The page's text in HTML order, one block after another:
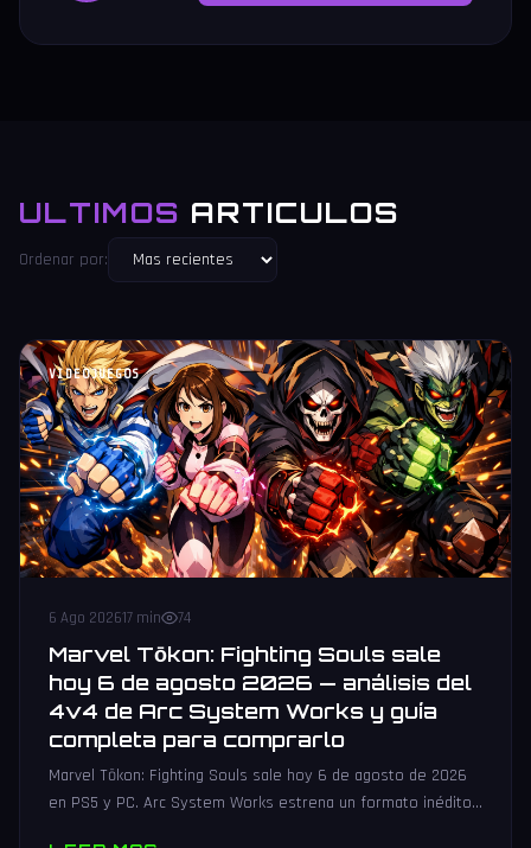
ULTIMOS ARTICULOS
Ordenar por:
VIDEOJUEGOS
6 Ago 202617 min 74
Marvel Tōkon: Fighting Souls sale
hoy 6 de agosto 2026 — análisis del
4v4 de Arc System Works y guía
completa para comprarlo
Marvel Tōkon: Fighting Souls sale hoy 6 de agosto de 2026
en PS5 y PC. Arc System Works estrena un formato inédito